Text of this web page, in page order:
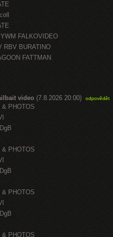
FALKOVIDEO
RBV BURATINO
FATTMAN
video (7.8.2026 20:00) odpovědět
PHOTOS
PHOTOS
PHOTOS
PHOTOS